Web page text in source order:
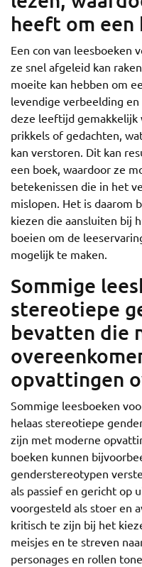
heeft om een
Een con van leesboeken
ze snel afgeleid kan
moeite kan hebben om
levendige verbeelding
deze leeftijd
prikkels of gedachten,
kan verstoren. Dit kan
een boek, waardoor ze
betekenissen die in het
mislopen. Het is daarom
kiezen die aansluiten bij
boeien om de
mogelijk te maken.
Sommige
stereotiepe
bevatten die
opvattingen
Sommige leesboeken
helaas stereotiepe
zijn met moderne
boeken kunnen
genderstereotypen
als passief en gericht op
voorgesteld als stoer en
kritisch te zijn bij het
meisjes en te streven
personages en rollen